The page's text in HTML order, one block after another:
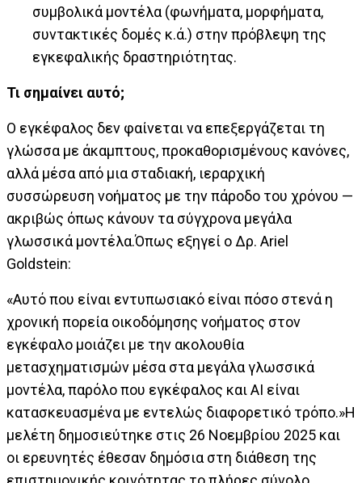
συμβολικά μοντέλα (φωνήματα, μορφήματα,
συντακτικές δομές κ.ά.) στην πρόβλεψη της
εγκεφαλικής δραστηριότητας.
Τι σημαίνει αυτό;
Ο εγκέφαλος δεν φαίνεται να επεξεργάζεται τη
γλώσσα με άκαμπτους, προκαθορισμένους κανόνες,
αλλά μέσα από μια σταδιακή, ιεραρχική
συσσώρευση νοήματος με την πάροδο του χρόνου —
ακριβώς όπως κάνουν τα σύγχρονα μεγάλα
γλωσσικά μοντέλα.Όπως εξηγεί ο Δρ. Ariel
Goldstein:
«Αυτό που είναι εντυπωσιακό είναι πόσο στενά η
χρονική πορεία οικοδόμησης νοήματος στον
εγκέφαλο μοιάζει με την ακολουθία
μετασχηματισμών μέσα στα μεγάλα γλωσσικά
μοντέλα, παρόλο που εγκέφαλος και AI είναι
κατασκευασμένα με εντελώς διαφορετικό τρόπο.»Η
μελέτη δημοσιεύτηκε στις 26 Νοεμβρίου 2025 και
οι ερευνητές έθεσαν δημόσια στη διάθεση της